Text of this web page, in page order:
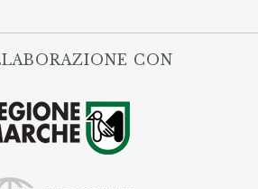
CON